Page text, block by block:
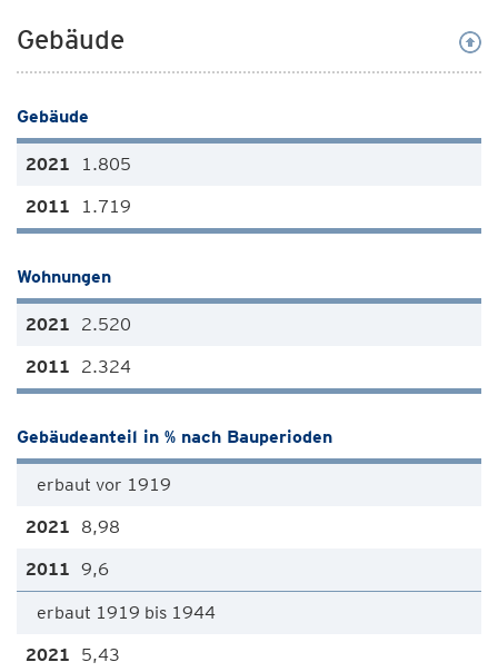
Gebäude
Gebäude
1.805
1.719
Wohnungen
2.520
2.324
Gebäudeanteil in % nach Bauperioden
erbaut vor 1919
8,98
9,6
erbaut 1919 bis 1944
5,43